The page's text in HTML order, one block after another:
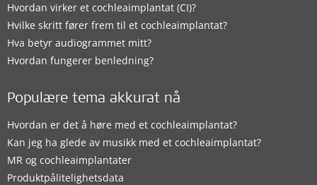
Hvordan virker et cochleaimplantat (CI)?
Hvilke skritt fører frem til et cochleaimplantat?
Hva betyr audiogrammet mitt?
Hvordan fungerer benledning?
Populære tema akkurat nå
Hvordan er det å høre med et cochleaimplantat?
Kan jeg ha glede av musikk med et cochleaimplantat?
MR og cochleaimplantater
Produktpålitelighetsdata